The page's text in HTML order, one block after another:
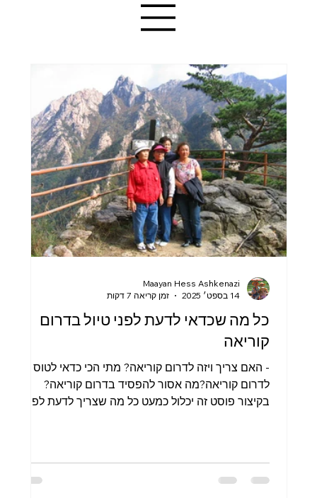
כל מה שכדאי לדעת לפני טיול בדרום
קוריאה
- האם צריך ויזה לדרום קוריאה? מתי הכי כדאי לטוס
לדרום קוריאה?מה אסור להפסיד בדרום קוריאה?
בקיצור פוסט זה יכלול כמעט כל מה שצריך לדעת לפני
Maayan Hess Ashkenazi
14 בספט׳ 2025
זמן קריאה 7 דקות